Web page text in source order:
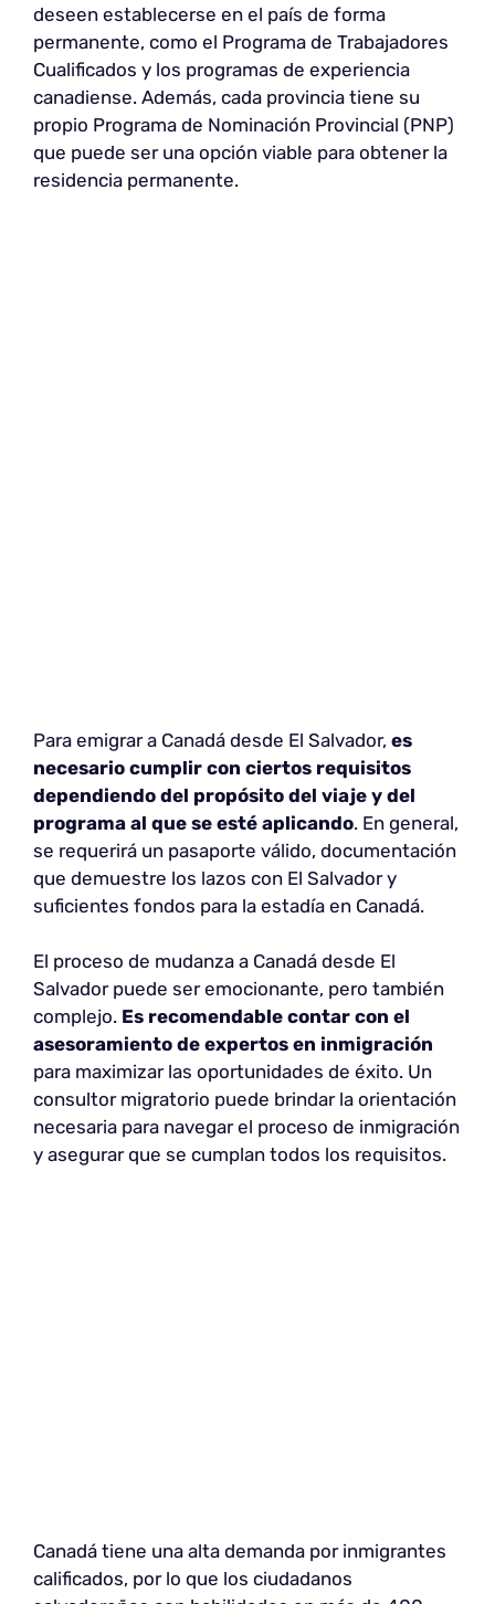
deseen establecerse en el país de forma
permanente, como el Programa de Trabajadores
Cualificados y los programas de experiencia
canadiense. Además, cada provincia tiene su
propio Programa de Nominación Provincial (PNP)
que puede ser una opción viable para obtener la
residencia permanente.
Para emigrar a Canadá desde El Salvador, es
necesario cumplir con ciertos requisitos
dependiendo del propósito del viaje y del
programa al que se esté aplicando. En general,
se requerirá un pasaporte válido, documentación
que demuestre los lazos con El Salvador y
suficientes fondos para la estadía en Canadá.
El proceso de mudanza a Canadá desde El
Salvador puede ser emocionante, pero también
complejo. Es recomendable contar con el
asesoramiento de expertos en inmigración
para maximizar las oportunidades de éxito. Un
consultor migratorio puede brindar la orientación
necesaria para navegar el proceso de inmigración
y asegurar que se cumplan todos los requisitos.
Canadá tiene una alta demanda por inmigrantes
calificados, por lo que los ciudadanos